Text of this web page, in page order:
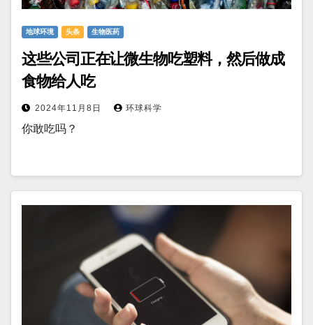
地球环境 头条 生物医药
这些公司正在让微生物吃塑料，然后做成
食物给人吃
2024年11月8日 环球科学
你敢吃吗？